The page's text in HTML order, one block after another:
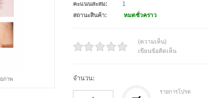
ภาพ
คะแนนสะสม:
1
สถานะสินค้า:
หมดชั่วคราว
(ความเห็น)
เขียนข้อคิดเห็น
จำนวน:
รายการโปรด